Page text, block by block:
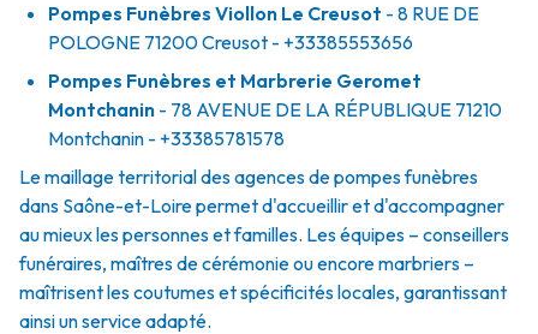
Pompes Funèbres Viollon Le Creusot - 8 RUE DE
POLOGNE 71200Creusot - +33385553656
Pompes Funèbres et Marbrerie Geromet
Montchanin - 78 AVENUE DE LA RÉPUBLIQUE 71210
Montchanin - +33385781578
Le maillage territorial des agences de pompes funèbres
dans Saône-et-Loire permet d'accueillir et d'accompagner
au mieux les personnes et familles. Les équipes – conseillers
funéraires, maîtres de cérémonie ou encore marbriers –
maîtrisent les coutumes et spécificités locales, garantissant
ainsi un service adapté.